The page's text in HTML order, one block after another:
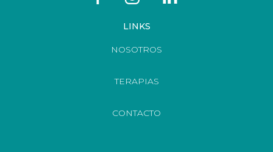
LINKS
NOSOTROS
TERAPIAS
CONTACTO